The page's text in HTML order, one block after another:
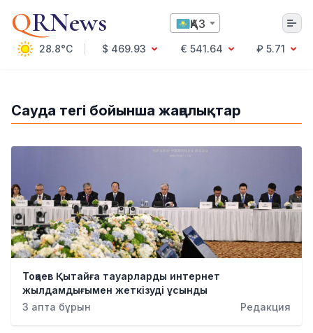
QRNews ҚАЗ
28.8°C $ 469.93 € 541.64
₽ 5.71
Технология
Экономика
Әлемде
Қоғам
Білім және Ғылым
Оқиға
Ауа райы
Денсаулық
Бизнес
Сауда тегі бойынша жаңалықтар
Тоқаев Қытайға тауарларды интернет
жылдамдығымен жеткізуді ұсынды
3 апта бұрын
Редакция